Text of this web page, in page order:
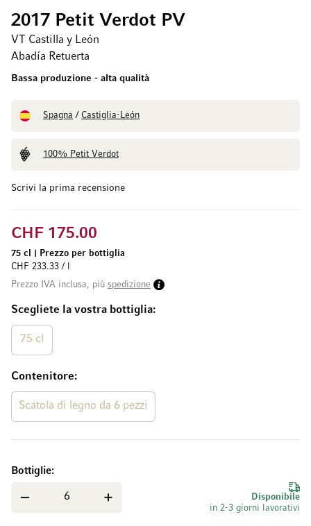
Scrivi la prima recensione
2017 Petit Verdot PV
VT Castilla y León
Abadía Retuerta
Bassa produzione - alta qualità
Spagna / Castiglia-León
100% Petit Verdot
Scegliete la vostra bottiglia
75 cl
Contenitore
Scatola di legno da 6 pezzi
CHF 175.00
75 cl
Prezzo per bottiglia
CHF 233.33 / l
Prezzo IVA inclusa, più spedizione
Disponibile
in 2-3 giorni lavorativi
Bottiglie